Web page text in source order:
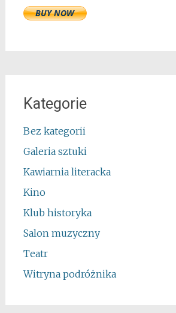
Kategorie
Bez kategorii
Galeria sztuki
Kawiarnia literacka
Kino
Klub historyka
Salon muzyczny
Teatr
Witryna podróżnika